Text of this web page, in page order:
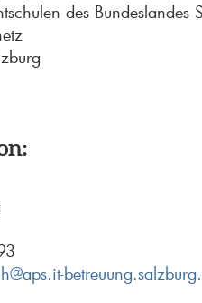
des Bundeslandes